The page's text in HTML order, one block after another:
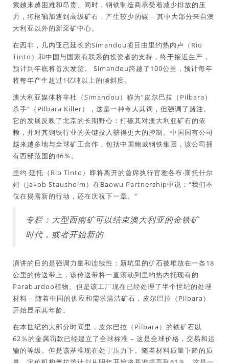
索越来越困难和昂贵。同时，钢铁制造商承受着减少排放的压
力，将枢轴加速到高级矿石，产生较少的碳 – 其中大部分来自澳
大利亚以外的新采矿中心。
在西非，几内亚已延长的Simandou项目由里约热内卢（Rio
Tinto）和中国与国家有联系的投资者的支持，终于接近生产，
预计到年底将首次发货。 Simandou跨越了100公里，预计每年
将每年产生超过1亿吨以上的倾斜度。
澳大利亚媒体将辛杜（Simandou）称为“皮尔巴拉（Pilbara）
杀手”（Pilbara Killer），这是一种夸大其词，但强调了赌注。
它的发展反映了北京的长期野心：打破其对澳大利亚矿石的依
赖，并对其钢铁行业的关键投入获得更大的控制。中国国有公司
越来越多地与全球矿工合作，包括中国鲍威钢铁集团，该公司拥
有西部范围的46％。
里约·廷托（Rio Tinto）即将离开的首席执行官雅各布·斯托什尔
姆（Jakob Stausholm）在Baowu Partnership中说：“我们不
仅在揭露新的行动，还在庆祝下一章。”
专栏：大型西南矿可以结束澳大利亚的金铁矿
时代，或者开始新的
演讲的目的是强调力量和连续性：新坑里的矿石被堆放在一条18
公里的传送带上，该传送带将一直滚动到里约热内托现有的
Paraburdoo植物。但是该工厂现在已经处理了半个世纪的处理
材料 – 随着中国的供应和需求清洁矿石，皮尔巴拉（Pilbara）
开始显示其年龄。
在本世纪的大部分时间里，皮尔巴拉（Pilbara）的铁矿石以
62％的金属罚款已经建立了全球标准 – 这是全球价格，交易和运
输的等级。但是该基准现在处于压力下。随着材料质量下降的质